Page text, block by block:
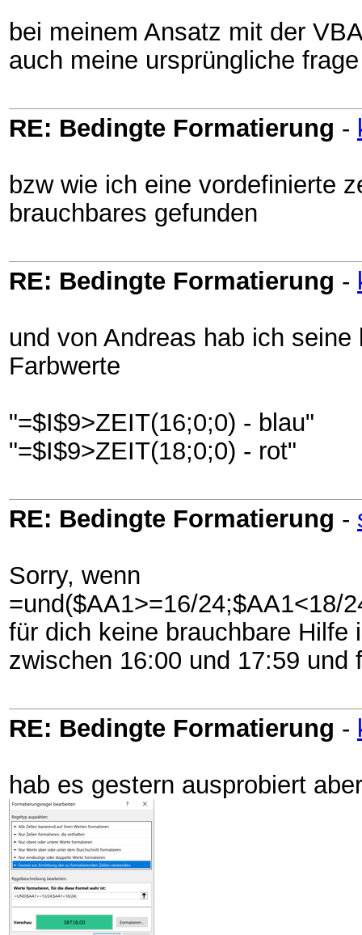
bei meinem Ansatz mit der
auch meine ursprüngliche
RE: Bedingte Formatierung -
bzw wie ich eine vordefinierte
brauchbares gefunden
RE: Bedingte Formatierung -
und von Andreas hab ich
Farbwerte
"=$I$9>ZEIT(16;0;0) - blau"
"=$I$9>ZEIT(18;0;0) - rot"
RE: Bedingte Formatierung -
Sorry, wenn
=und($AA1>=16/24;$AA1<18/
für dich keine brauchbare
zwischen 16:00 und 17:59
RE: Bedingte Formatierung -
hab es gestern ausprobiert